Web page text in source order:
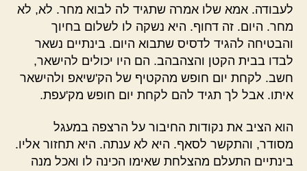
לעבודה. אמא שלו אמרה שתגיד לה לבוא מחר. לא, לא
מחר. היום. זה דחוף. היא נשקה לו לשלום בחיוך
והבטיחה להגיד לדסיס שתבוא היום. בינתיים נשאר
לבדו בבית הקטן והצהבהב. הם היו יכולים להישאר,
חשב. לקחת יום חופש מהקטיף של הק'שיאפ ולהישאר
איתו. אבל לך תגיד להם לקחת יום חופש מק'עפת.
הוא הציב את נקודות החיבור על הרצפה במעגל
מסודר, והתקשר לסאף. היא לא ענתה. היא תחזור אליו.
בינתיים התעלם מהצלחת שאימו הכינה לו ואכל מנה